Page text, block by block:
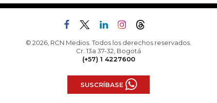
© 2026, RCN Medios. Todos los derechos reservados.
Cr. 13a 37-32, Bogotá
(+57) 1 4227600
SUSCRÍBASE